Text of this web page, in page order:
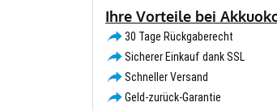
Ihre Vorteile bei
30 Tage Rückgaberecht
Sicherer Einkauf dank SSL
Schneller Versand
Geld-zurück-Garantie